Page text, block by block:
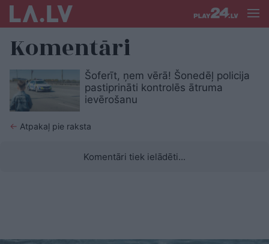
Komentāri
Šoferīt, ņem vērā! Šonedēļ policija
pastiprināti kontrolēs ātruma
ievērošanu
← Atpakaļ pie raksta
Komentāri tiek ielādēti...